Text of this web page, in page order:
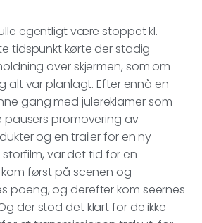
egentligt være stoppet kl.
tidspunkt kørte der stadig
over skjermen, som om
var planlagt. Efter ennå en
gang med julereklamer som
pausers promovering av
og en trailer for en ny
storfilm, var det tid for en
først på scenen og
poeng, og derefter kom seernes
der stod det klart for de ikke